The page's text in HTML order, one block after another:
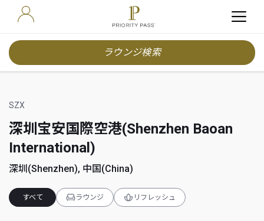
ラウンジ検索
SZX
深圳宝安国際空港(Shenzhen Baoan
International)
深圳(Shenzhen), 中国(China)
すべて ラウンジ リフレッシュ